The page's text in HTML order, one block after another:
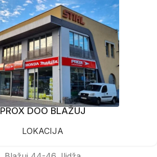
PROX DOO BLAŽUJ
LOKACIJA